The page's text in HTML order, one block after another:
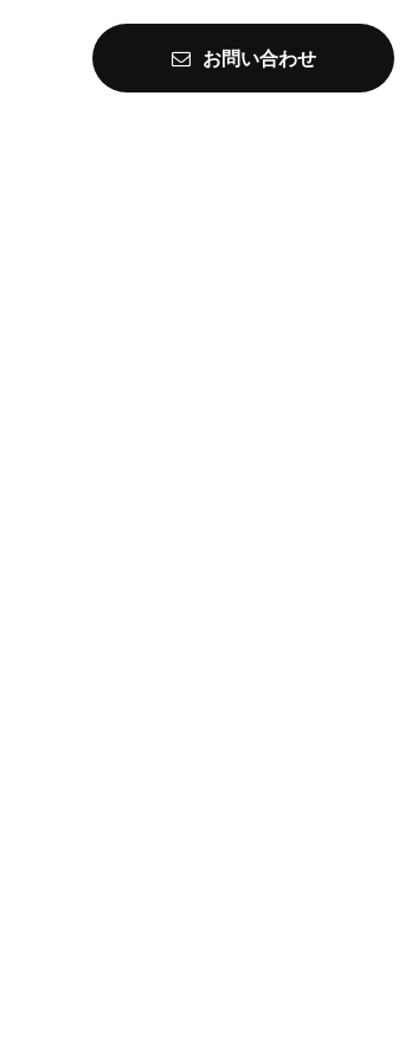
お問い合わせ